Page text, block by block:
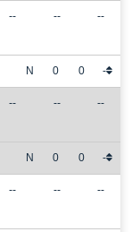
-- -- --
N 0 0 -
-- -- --
N 0 0 -
-- -- --